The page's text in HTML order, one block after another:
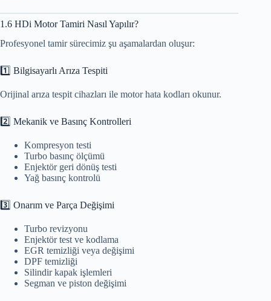
1.6 HDi Motor Tamiri Nasıl Yapılır?
Profesyonel tamir sürecimiz şu aşamalardan oluşur:
1️⃣ Bilgisayarlı Arıza Tespiti
Orijinal arıza tespit cihazları ile motor hata kodları okunur.
2️⃣ Mekanik ve Basınç Kontrolleri
Kompresyon testi
Turbo basınç ölçümü
Enjektör geri dönüş testi
Yağ basınç kontrolü
3️⃣ Onarım ve Parça Değişimi
Turbo revizyonu
Enjektör test ve kodlama
EGR temizliği veya değişimi
DPF temizliği
Silindir kapak işlemleri
Segman ve piston değişimi